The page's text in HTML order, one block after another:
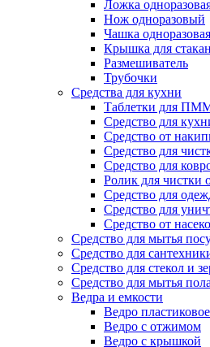
Ложка
Нож одноразовый
Чашка одноразовая
Крышка для
Размешиватель
Трубочки
Средства для кухни
Таблетки для
Средство для
Средство от
Средство для
Средство для
Ролик для чистки
Средство для
Средство для
Средство от
Средство для мытья
Средство для
Средство для стекол и
Средство для мытья пола
Ведра и емкости
Ведро пластиковое
Ведро с отжимом
Ведро с крышкой